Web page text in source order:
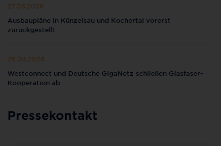
27.03.2026
Ausbaupläne in Künzelsau und Kochertal vorerst
zurückgestellt
26.03.2026
Westconnect und Deutsche GigaNetz schließen Glasfaser-
Kooperation ab
Pressekontakt